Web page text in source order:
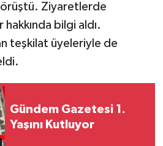
Ziyaretlerde
bilgi aldı.
teşkilat üyeleriyle de
Gündem Gazetesi 1.
Yaşını Kutluyor